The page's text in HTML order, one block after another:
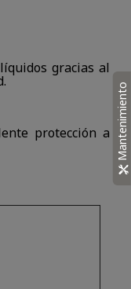
gracias al
protección a Mantenimiento